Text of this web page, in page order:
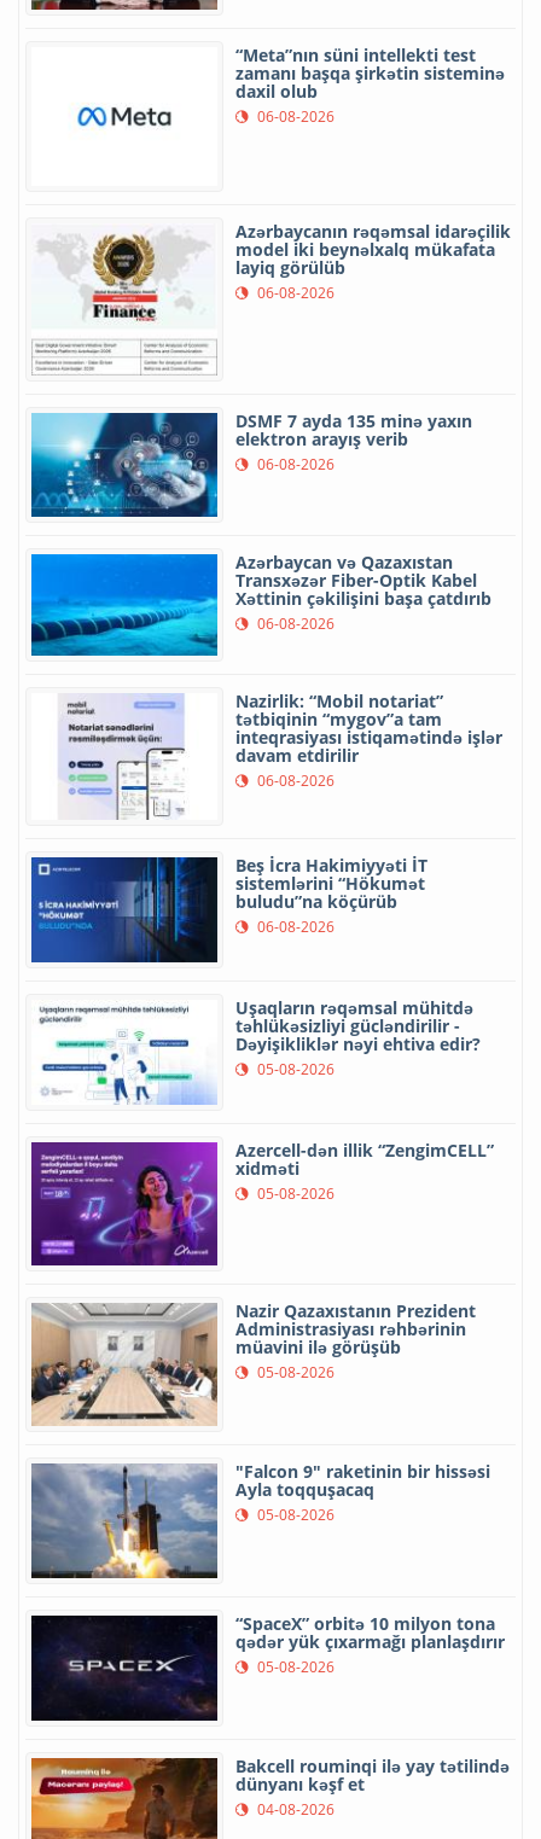
“Meta”nın süni intellekti test
zamanı başqa şirkətin sisteminə
daxil olub
06-08-2026
Azərbaycanın rəqəmsal idarəçilik
model iki beynəlxalq mükafata
layiq görülüb
06-08-2026
DSMF 7 ayda 135 minə yaxın
elektron arayış verib
06-08-2026
Azərbaycan və Qazaxıstan
Transxəzər Fiber-Optik Kabel
Xəttinin çəkilişini başa çatdırıb
06-08-2026
Nazirlik: “Mobil notariat”
tətbiqinin “mygov”a tam
inteqrasiyası istiqamətində işlər
davam etdirilir
06-08-2026
Beş İcra Hakimiyyəti İT
sistemlərini “Hökumət
buludu”na köçürüb
06-08-2026
Uşaqların rəqəmsal mühitdə
təhlükəsizliyi gücləndirilir -
Dəyişikliklər nəyi ehtiva edir?
05-08-2026
Azercell-dən illik “ZengimCELL”
xidməti
05-08-2026
Nazir Qazaxıstanın Prezident
Administrasiyası rəhbərinin
müavini ilə görüşüb
05-08-2026
"Falcon 9" raketinin bir hissəsi
Ayla toqquşacaq
05-08-2026
“SpaceX” orbitə 10 milyon tona
qədər yük çıxarmağı planlaşdırır
05-08-2026
Bakcell rouminqi ilə yay tətilində
dünyanı kəşf et
04-08-2026